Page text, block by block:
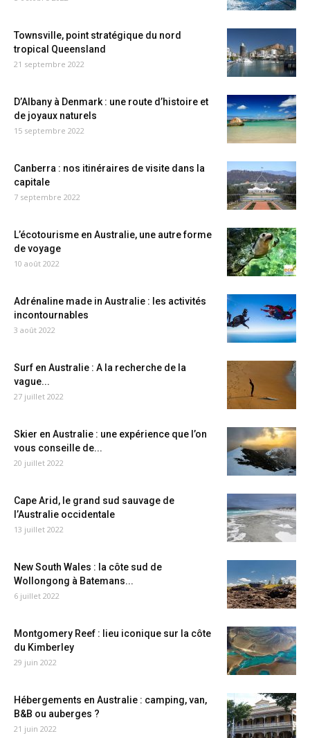
Townsville, point stratégique du nord
tropical Queensland
21 septembre 2022
D’Albany à Denmark : une route d’histoire et
de joyaux naturels
15 septembre 2022
Canberra : nos itinéraires de visite dans la
capitale
7 septembre 2022
L’écotourisme en Australie, une autre forme
de voyage
10 août 2022
Adrénaline made in Australie : les activités
incontournables
3 août 2022
Surf en Australie : A la recherche de la
vague...
27 juillet 2022
Skier en Australie : une expérience que l’on
vous conseille de...
20 juillet 2022
Cape Arid, le grand sud sauvage de
l’Australie occidentale
13 juillet 2022
New South Wales : la côte sud de
Wollongong à Batemans...
6 juillet 2022
Montgomery Reef : lieu iconique sur la côte
du Kimberley
29 juin 2022
Hébergements en Australie : camping, van,
B&B ou auberges ?
21 juin 2022